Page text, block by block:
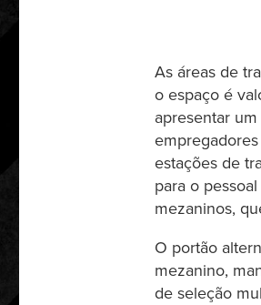
As áreas de
o espaço é
apresentar
estações de
para o
mezaninos,
O portão
mezanino,
de seleção